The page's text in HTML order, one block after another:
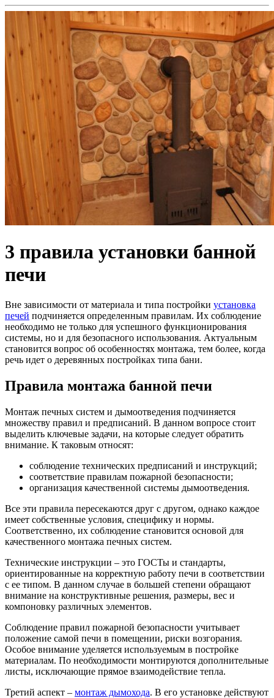
3 правила установки банной
печи
Вне зависимости от материала и типа постройки установка
печей подчиняется определенным правилам. Их соблюдение
необходимо не только для успешного функционирования
системы, но и для безопасного использования. Актуальным
становится вопрос об особенностях монтажа, тем более, когда
речь идет о деревянных постройках типа бани.
Правила монтажа банной печи
Монтаж печных систем и дымоотведения подчиняется
множеству правил и предписаний. В данном вопросе стоит
выделить ключевые задачи, на которые следует обратить
внимание. К таковым относят:
соблюдение технических предписаний и инструкций;
соответствие правилам пожарной безопасности;
организация качественной системы дымоотведения.
Все эти правила пересекаются друг с другом, однако каждое
имеет собственные условия, специфику и нормы.
Соответственно, их соблюдение становится основой для
качественного монтажа печных систем.
Технические инструкции – это ГОСТы и стандарты,
ориентированные на корректную работу печи в соответствии
с ее типом. В данном случае в большей степени обращают
внимание на конструктивные решения, размеры, вес и
компоновку различных элементов.
Соблюдение правил пожарной безопасности учитывает
положение самой печи в помещении, риски возгорания.
Особое внимание уделяется используемым в постройке
материалам. По необходимости монтируются дополнительные
листы, исключающие прямое взаимодействие тепла.
Третий аспект – монтаж дымохода. В его установке действуют